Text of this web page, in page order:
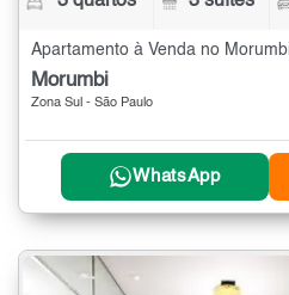
Apartamento à Venda no
Morumbi
Zona Sul - São Paulo
WhatsApp